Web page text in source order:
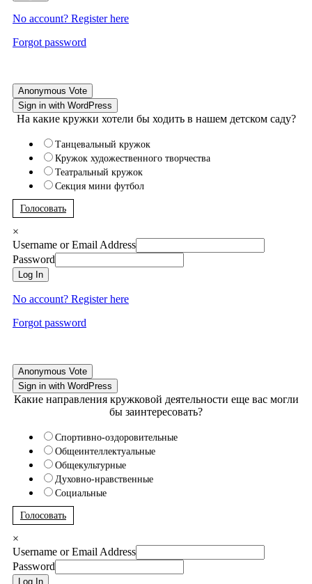
No account? Register here
Forgot password
Anonymous Vote
Sign in with WordPress
На какие кружки хотели бы ходить в нашем детском саду?
Танцевальный кружок
Кружок художественного творчества
Театральный кружок
Секция мини футбол
Голосовать
×
Username or Email Address
Password
Log In
No account? Register here
Forgot password
Anonymous Vote
Sign in with WordPress
Какие направления кружковой деятельности еще вас могли
бы заинтересовать?
Спортивно-оздоровительные
Общеинтеллектуальные
Общекультурные
Духовно-нравственные
Социальные
Голосовать
×
Username or Email Address
Password
Log In